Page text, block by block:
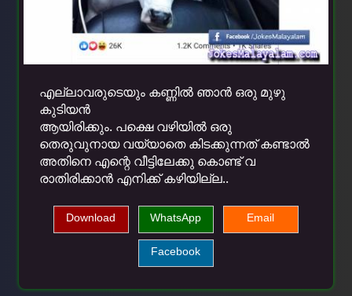
എല്ലാവരുടെയും കണ്ണില്‍ ഞാന്‍ ഒരു മുഴു
കുടിയന്‍
ആയിരിക്കും. പക്ഷെ വഴിയിൽ ഒരു
തെരുവുനായ വയ്യാതെ കിടക്കുന്നത് കണ്ടാൽ
അതിനെ എന്റെ വീട്ടിലേക്കു കൊണ്ട് വ
രാതിരിക്കാന്‍ എനിക്ക് കഴിയില്ല..
Download WhatsApp Email
Facebook